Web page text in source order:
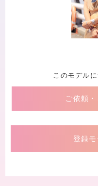
このモデル
ご依頼
登録